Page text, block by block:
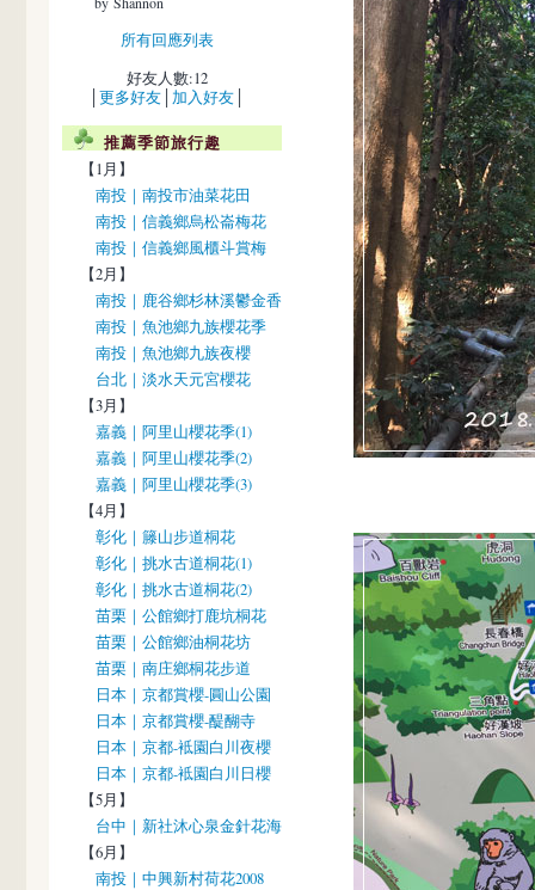
所有回應列表
好友人數:12
更多好友 加入好友
推薦季節旅行趣
【1月】
南投｜南投市油菜花田
南投｜信義鄉烏松崙梅花
南投｜信義鄉風櫃斗賞梅
【2月】
南投｜鹿谷鄉杉林溪鬱金香
南投｜魚池鄉九族櫻花季
南投｜魚池鄉九族夜櫻
台北｜淡水天元宮櫻花
【3月】
嘉義｜阿里山櫻花季(1)
嘉義｜阿里山櫻花季(2)
嘉義｜阿里山櫻花季(3)
【4月】
彰化｜籐山步道桐花
彰化｜挑水古道桐花(1)
彰化｜挑水古道桐花(2)
苗栗｜公館鄉打鹿坑桐花
苗栗｜公館鄉油桐花坊
苗栗｜南庄鄉桐花步道
日本｜京都賞櫻-圓山公園
日本｜京都賞櫻-醍醐寺
日本｜京都-袛園白川夜櫻
日本｜京都-袛園白川日櫻
【5月】
台中｜新社沐心泉金針花海
【6月】
南投｜中興新村荷花2008